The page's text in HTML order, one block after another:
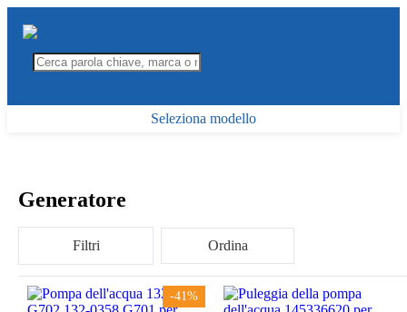
Seleziona modello
Generatore
Filtri Ordina
-41%